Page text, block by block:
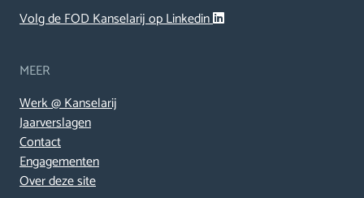
Volg de FOD Kanselarij op Linkedin
MEER
Werk @ Kanselarij
Jaarverslagen
Contact
Engagementen
Over deze site